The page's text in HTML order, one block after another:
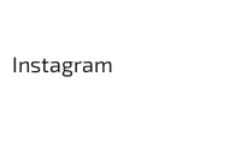
Instagram